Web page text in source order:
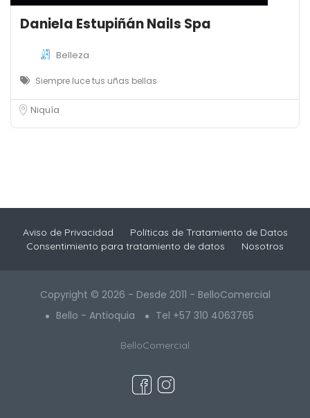
Daniela Estupiñán Nails Spa
Belleza
Siempre luce tus uñas bellas
Niquía
Aviso de Privacidad
Políticas de Tratamiento de Datos
Consentimiento para tratamiento de datos
Nosotros
Copyright © 2026 - Desde 2011 - BelloComercial
Bello - Antioquia
Tel +57 310 4063765
BelloComercial